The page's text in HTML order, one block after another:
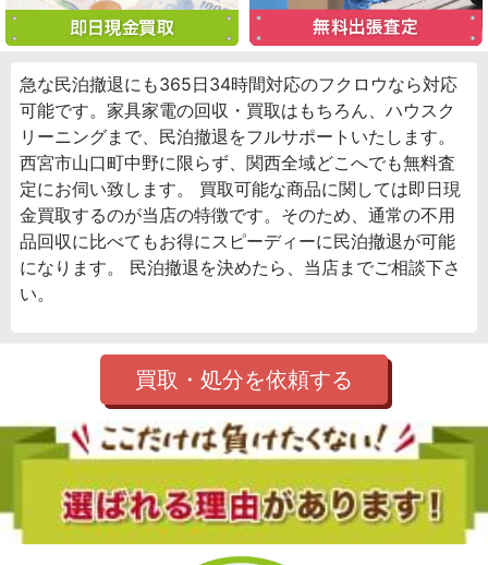
急な民泊撤退にも365日34時間対応のフクロウなら対応
可能です。家具家電の回収・買取はもちろん、ハウスク
リーニングまで、民泊撤退をフルサポートいたします。
西宮市山口町中野に限らず、関西全域どこへでも無料査
定にお伺い致します。 買取可能な商品に関しては即日現
金買取するのが当店の特徴です。そのため、通常の不用
品回収に比べてもお得にスピーディーに民泊撤退が可能
になります。 民泊撤退を決めたら、当店までご相談下さ
い。
買取・処分を依頼する